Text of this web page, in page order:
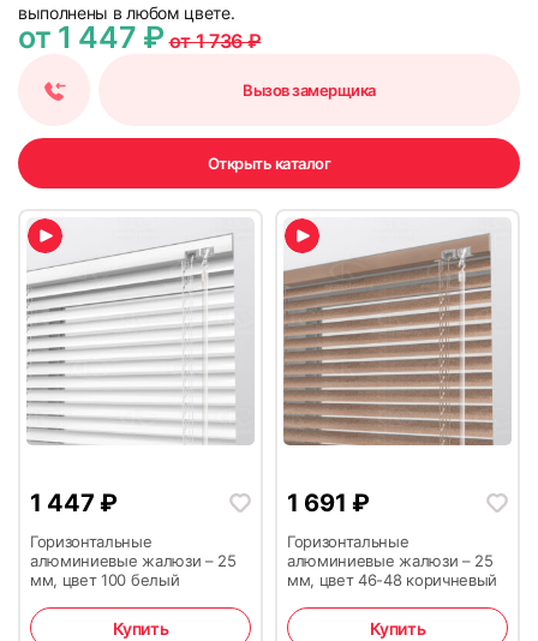
25
29 30
выполнены в любом цвете.
от 1 447 ₽от 1 736 ₽
Вызов замерщика
Открыть каталог
1 447 ₽
Горизонтальные
алюминиевые жалюзи – 25
мм, цвет 100 белый
Купить
1 691 ₽
Горизонтальные
алюминиевые жалюзи – 25
мм, цвет 46-48 коричневый
Купить